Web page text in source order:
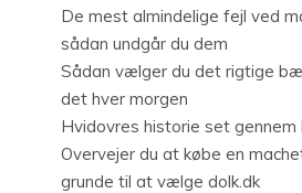
De mest almindelige fejl ved
sådan undgår du dem
Sådan vælger du det rigtige
det hver morgen
Hvidovres historie set
Overvejer du at købe en
grunde til at vælge dolk.dk